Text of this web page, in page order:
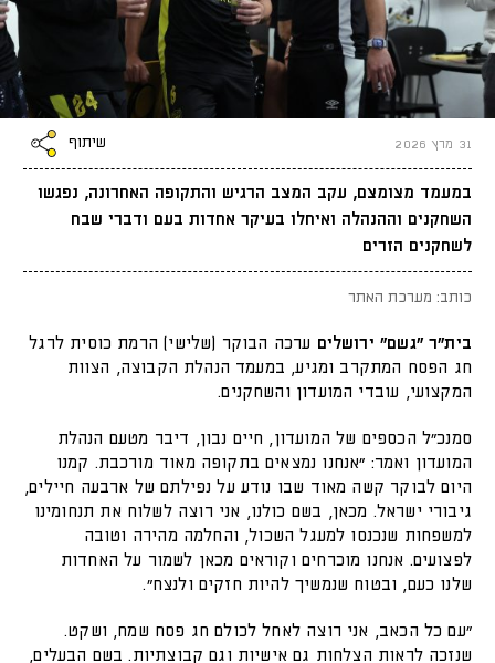
31 מרץ 2026 שיתוף
במעמד מצומצם, עקב המצב הרגיש והתקופה האחרונה, נפגשו
השחקנים וההנהלה ואיחלו בעיקר אחדות בעם ודברי שבח
לשחקנים הזרים
כותב: מערכת האתר
בית"ר "גשם" ירושלים ערכה הבוקר (שלישי) הרמת כוסית לרגל
חג הפסח המתקרב ומגיע, במעמד הנהלת הקבוצה, הצוות
המקצועי, עובדי המועדון והשחקנים.
סמנכ"ל הכספים של המועדון, חיים נבון, דיבר מטעם הנהלת
המועדון ואמר: "אנחנו נמצאים בתקופה מאוד מורכבת. קמנו
היום לבוקר קשה מאוד שבו נודע על נפילתם של ארבעה חיילים,
גיבורי ישראל. מכאן, בשם כולנו, אני רוצה לשלוח את תנחומינו
למשפחות שנכנסו למעגל השכול, והחלמה מהירה וטובה
לפצועים. אנחנו מוכרחים וקוראים מכאן לשמור על האחדות
שלנו כעם, ובטוח שנמשיך להיות חזקים ולנצח".
"עם כל הכאב, אני רוצה לאחל לכולם חג פסח שמח, ושקט.
שנזכה לראות הצלחות גם אישיות וגם קבוצתיות. בשם הבעלים,